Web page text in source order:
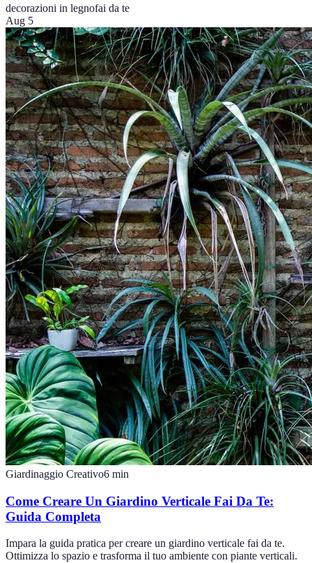
decorazioni in legnofai da te
Aug 5
Giardinaggio Creativo6 min
Come Creare Un Giardino Verticale Fai Da Te:
Guida Completa
Impara la guida pratica per creare un giardino verticale fai da te.
Ottimizza lo spazio e trasforma il tuo ambiente con piante verticali.